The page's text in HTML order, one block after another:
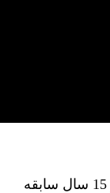
گروه فنی آذین گستر آچاگ ، با بیش از 15 سال سابقه